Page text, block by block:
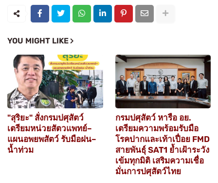
YOU MIGHT LIKE
"สุริยะ" สั่งกรมปศุสัตว์
เตรียมหน่วยสัตวแพทย์–
แผนอพยพสัตว์ รับมือฝน–
น้ำท่วม
กรมปศุสัตว์ หารือ อย.
เตรียมความพร้อมรับมือ
โรคปากและเท้าเปื่อย FMD
สายพันธุ์ SAT1 ย้ำเฝ้าระวัง
เข้มทุกมิติ เสริมความเชื่อ
มั่นการปศุสัตว์ไทย